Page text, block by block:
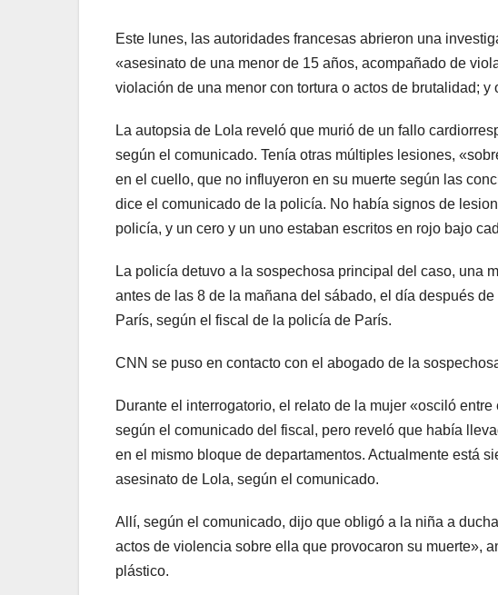
Este lunes, las autoridades francesas abrieron una
«asesinato de una menor de 15 años, acompañado de
violación de una menor con tortura o actos de brutalidad;
La autopsia de Lola reveló que murió de un fallo
según el comunicado. Tenía otras múltiples lesiones,
en el cuello, que no influyeron en su muerte según las
dice el comunicado de la policía. No había signos de
policía, y un cero y un uno estaban escritos en rojo bajo
La policía detuvo a la sospechosa principal del caso, una
antes de las 8 de la mañana del sábado, el día después
París, según el fiscal de la policía de París.
CNN se puso en contacto con el abogado de la
Durante el interrogatorio, el relato de la mujer «osciló
según el comunicado del fiscal, pero reveló que había
en el mismo bloque de departamentos. Actualmente está
asesinato de Lola, según el comunicado.
Allí, según el comunicado, dijo que obligó a la niña a
actos de violencia sobre ella que provocaron su muerte»,
plástico.